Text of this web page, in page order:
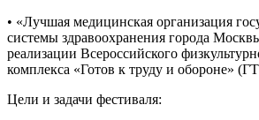
• «Лучшая медицинская организация
системы здравоохранения города
реализации Всероссийского
комплекса «Готов к труду и обороне»
Цели и задачи фестиваля: